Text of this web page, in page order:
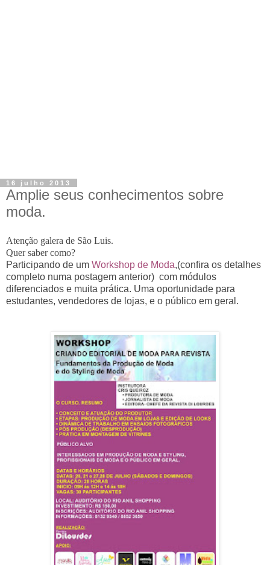
16 julho 2013
Amplie seus conhecimentos sobre
moda.
Atenção galera de São Luis.
Quer saber como?
Participando de um Workshop de Moda,(confira os detalhes
completo numa postagem anterior) com módulos
diferenciados e muita prática. Uma oportunidade para
estudantes, vendedores de lojas, e o público em geral.